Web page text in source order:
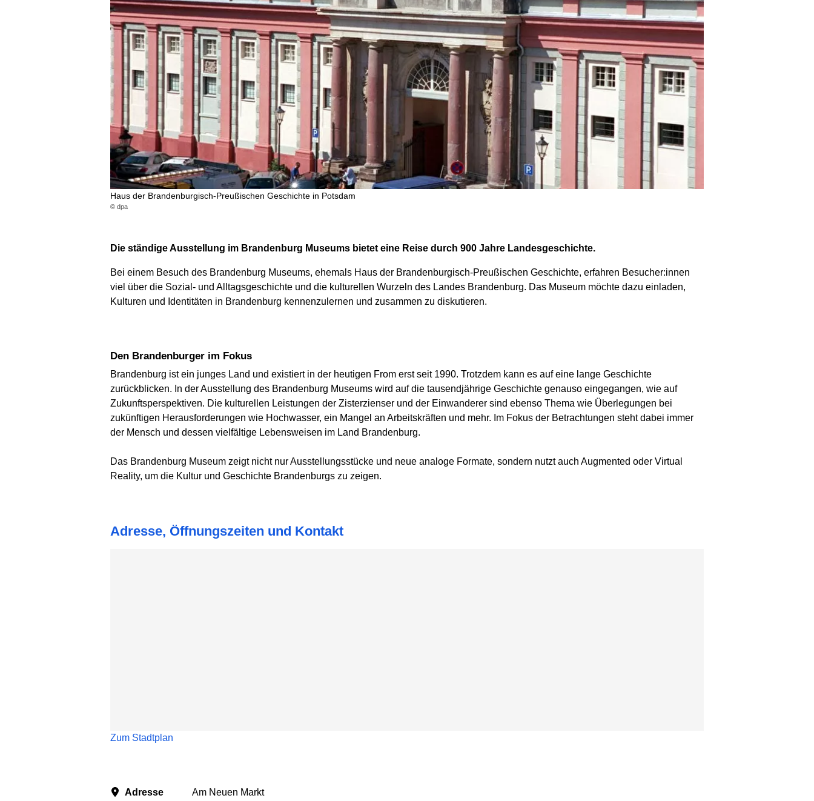
Haus der Brandenburgisch-Preußischen Geschichte in Potsdam
© dpa
Die ständige Ausstellung im Brandenburg Museums bietet eine Reise durch 900 Jahre Landesgeschichte.
Bei einem Besuch des Brandenburg Museums, ehemals Haus der Brandenburgisch-Preußischen Geschichte, erfahren Besucher:innen
viel über die Sozial- und Alltagsgeschichte und die kulturellen Wurzeln des Landes Brandenburg. Das Museum möchte dazu einladen,
Kulturen und Identitäten in Brandenburg kennenzulernen und zusammen zu diskutieren.
Den Brandenburger im Fokus
Brandenburg ist ein junges Land und existiert in der heutigen From erst seit 1990. Trotzdem kann es auf eine lange Geschichte
zurückblicken. In der Ausstellung des Brandenburg Museums wird auf die tausendjährige Geschichte genauso eingegangen, wie auf
Zukunftsperspektiven. Die kulturellen Leistungen der Zisterzienser und der Einwanderer sind ebenso Thema wie Überlegungen bei
zukünftigen Herausforderungen wie Hochwasser, ein Mangel an Arbeitskräften und mehr. Im Fokus der Betrachtungen steht dabei immer
der Mensch und dessen vielfältige Lebensweisen im Land Brandenburg.
Das Brandenburg Museum zeigt nicht nur Ausstellungsstücke und neue analoge Formate, sondern nutzt auch Augmented oder Virtual
Reality, um die Kultur und Geschichte Brandenburgs zu zeigen.
Adresse, Öffnungszeiten und Kontakt
Zum Stadtplan
Adresse
Am Neuen Markt